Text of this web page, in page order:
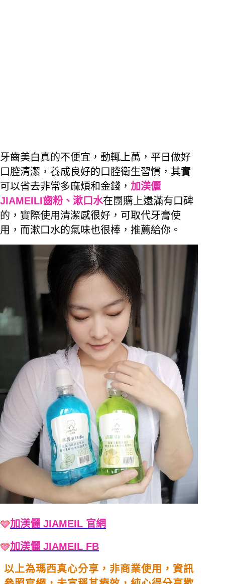
牙齒美白真的不便宜，動輒上萬，平日做好
口腔清潔，養成良好的口腔衛生習慣，其實
可以省去非常多麻煩和金錢， 加渼儷
JIAMEILI齒粉、漱口水在團購上還滿有口碑
的，實際使用清潔感很好，可取代牙膏使
用，而漱口水的氣味也很棒，推薦給你。
加渼儷 JIAMEIL 官網
加渼儷 JIAMEIL FB
以上為瑪西真心分享，非商業使用，資訊